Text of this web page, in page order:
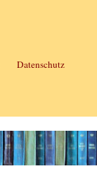
Datenschutz